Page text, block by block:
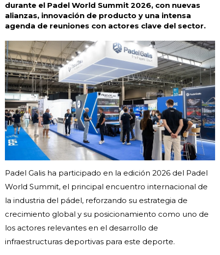
durante el Padel World Summit 2026, con nuevas
alianzas, innovación de producto y una intensa
agenda de reuniones con actores clave del sector.
Padel Galis ha participado en la edición 2026 del Padel
World Summit, el principal encuentro internacional de
la industria del pádel, reforzando su estrategia de
crecimiento global y su posicionamiento como uno de
los actores relevantes en el desarrollo de
infraestructuras deportivas para este deporte.